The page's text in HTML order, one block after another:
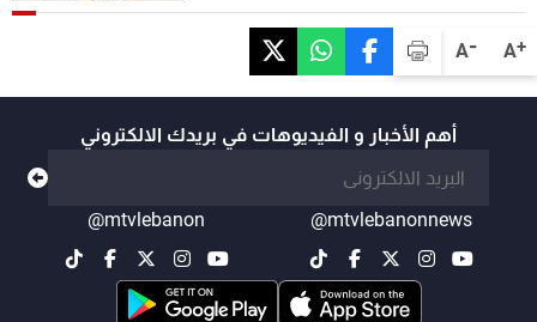
A+
A-
أهم الأخبار و الفيديوهات في بريدك الالكتروني
@mtvlebanonnews
@mtvlebanon